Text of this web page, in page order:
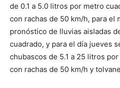
de 0.1 a 5.0 litros por metro
con rachas de 50 km/h, para el
pronóstico de lluvias aisladas
cuadrado, y para el día jueves
chubascos de 5.1 a 25 litros
con rachas de 50 km/h y